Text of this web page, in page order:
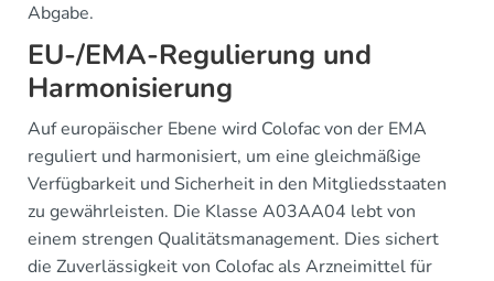
Abgabe.
EU-/EMA-Regulierung und
Harmonisierung
Auf europäischer Ebene wird Colofac von der EMA
reguliert und harmonisiert, um eine gleichmäßige
Verfügbarkeit und Sicherheit in den Mitgliedsstaaten
zu gewährleisten. Die Klasse A03AA04 lebt von
einem strengen Qualitätsmanagement. Dies sichert
die Zuverlässigkeit von Colofac als Arzneimittel für